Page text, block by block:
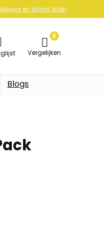
en blogs lezen
0
Vergelijken
Blogs